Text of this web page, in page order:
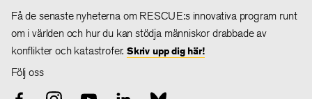
Få de senaste nyheterna om RESCUE:s innovativa program runt
om i världen och hur du kan stödja människor drabbade av
konflikter och katastrofer. Skriv upp dig här!
Följ oss